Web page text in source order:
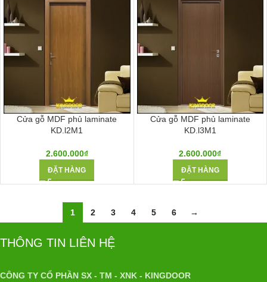
Cửa gỗ MDF phủ laminate
KD.l2M1
2.600.000₫
ĐẶT HÀNG
Cửa gỗ MDF phủ laminate
KD.l3M1
2.600.000₫
ĐẶT HÀNG
1 2 3 4 5 6 →
THÔNG TIN LIÊN HỆ
CÔNG TY CỔ PHẦN SX - TM - XNK - KINGDOOR